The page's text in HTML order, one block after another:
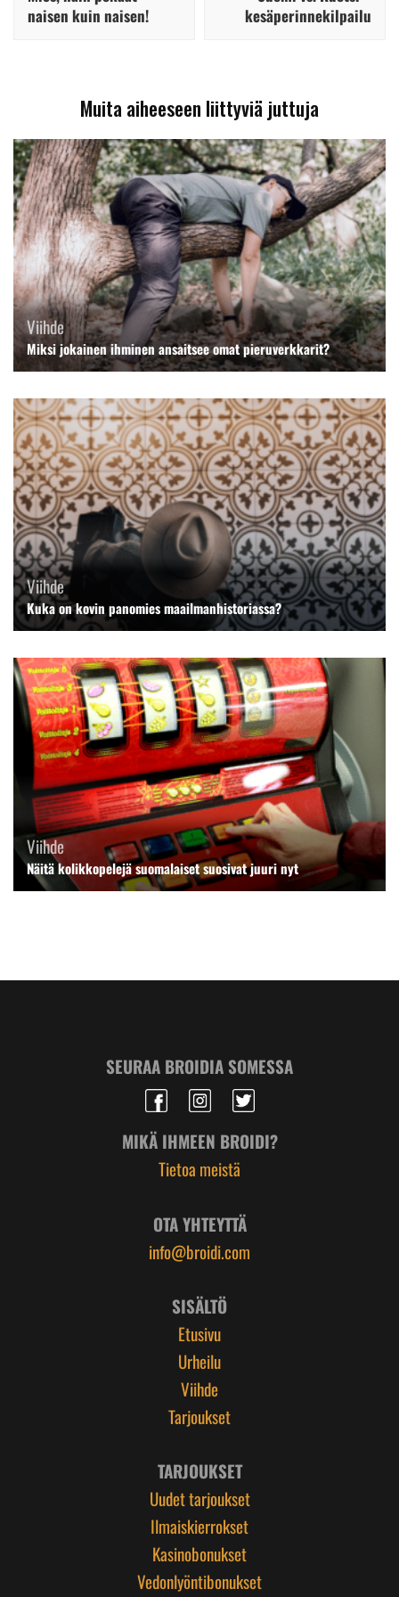
naisen kuin naisen!
kesäperinnekilpailu
Muita aiheeseen liittyviä juttuja
Viihde
Miksi jokainen ihminen ansaitsee omat pieruverkkarit?
Viihde
Kuka on kovin panomies maailmanhistoriassa?
Viihde
Näitä kolikkopelejä suomalaiset suosivat juuri nyt
SEURAA BROIDIA SOMESSA
MIKÄ IHMEEN BROIDI?
Tietoa meistä
OTA YHTEYTTÄ
info@broidi.com
SISÄLTÖ
Etusivu
Urheilu
Viihde
Tarjoukset
TARJOUKSET
Uudet tarjoukset
Ilmaiskierrokset
Kasinobonukset
Vedonlyöntibonukset